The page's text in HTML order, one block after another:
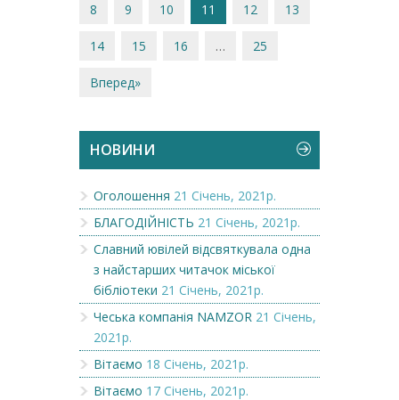
8 9 10 11 12 13
14 15 16 … 25
Вперед»
НОВИНИ
Оголошення 21 Січень, 2021р.
БЛАГОДІЙНІСТЬ 21 Січень, 2021р.
Славний ювілей відсвяткувала одна
з найстарших читачок міської
бібліотеки 21 Січень, 2021р.
Чеська компанія NAMZOR 21 Січень,
2021р.
Вітаємо 18 Січень, 2021р.
Вітаємо 17 Січень, 2021р.